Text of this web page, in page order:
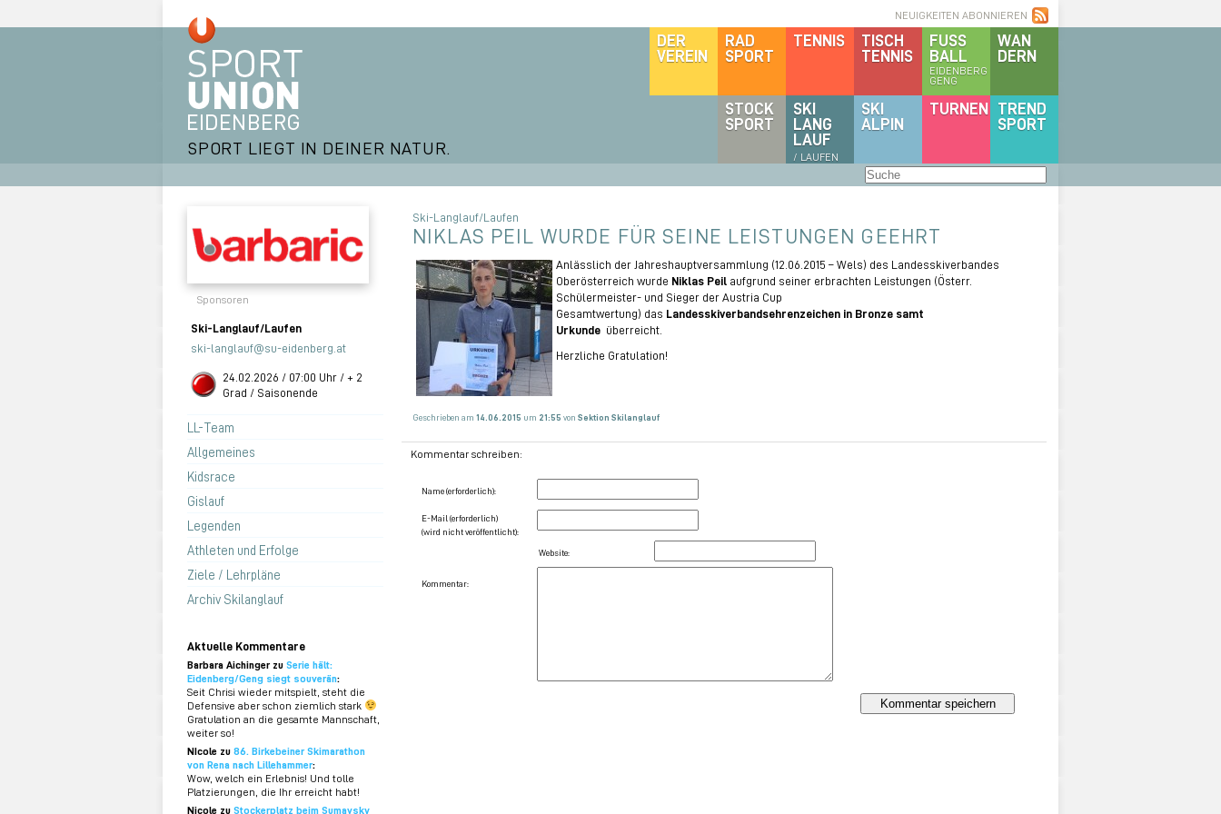
SPORT LIEGT IN DEINER NATUR.
NEUIGKEITEN ABONNIEREN
WAN
DERN
FUSS
BALL
EIDENBERG
GENG
TISCH
TENNIS
TENNIS
RAD
SPORT
DER
VEREIN
TREND
SPORT
TURNEN
SKI
ALPIN
SKI
LANG
LAUF
/ LAUFEN
STOCK
SPORT
Sponsoren
Ski-Langlauf/Laufen
ski-langlauf@su-eidenberg.at
24.02.2026 / 07:00 Uhr / + 2
Grad / Saisonende
LL-Team
Allgemeines
Kidsrace
Gislauf
Legenden
Athleten und Erfolge
Ziele / Lehrpläne
Archiv Skilanglauf
Aktuelle Kommentare
Barbara Aichinger zu Serie hält:
Eidenberg/Geng siegt souverän:
Seit Chrisi wieder mitspielt, steht die
Defensive aber schon ziemlich stark
Gratulation an die gesamte Mannschaft,
weiter so!
NIcole zu 86. Birkebeiner Skimarathon
von Rena nach Lillehammer:
Wow, welch ein Erlebnis! Und tolle
Platzierungen, die Ihr erreicht habt!
Nicole zu Stockerplatz beim Sumavsky
Ski-Langlauf/Laufen
NIKLAS PEIL WURDE FÜR SEINE LEISTUNGEN GEEHRT
Anlässlich der Jahreshauptversammlung (12.06.2015 – Wels) des Landesskiverbandes
Oberösterreich wurde Niklas Peil aufgrund seiner erbrachten Leistungen (Österr.
Schülermeister- und Sieger der Austria Cup
Gesamtwertung) das Landesskiverbandsehrenzeichen in Bronze samt
Urkunde überreicht.
Herzliche Gratulation!
Geschrieben am 14.06.2015 um 21:55 von Sektion Skilanglauf
Kommentar schreiben:
Name (erforderlich):
E-Mail (erforderlich)
(wird nicht veröffentlicht):
Website:
Kommentar: